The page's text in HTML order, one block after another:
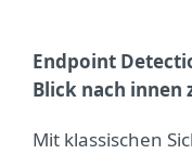
Endpoint
Blick nach innen
Mit klassischen